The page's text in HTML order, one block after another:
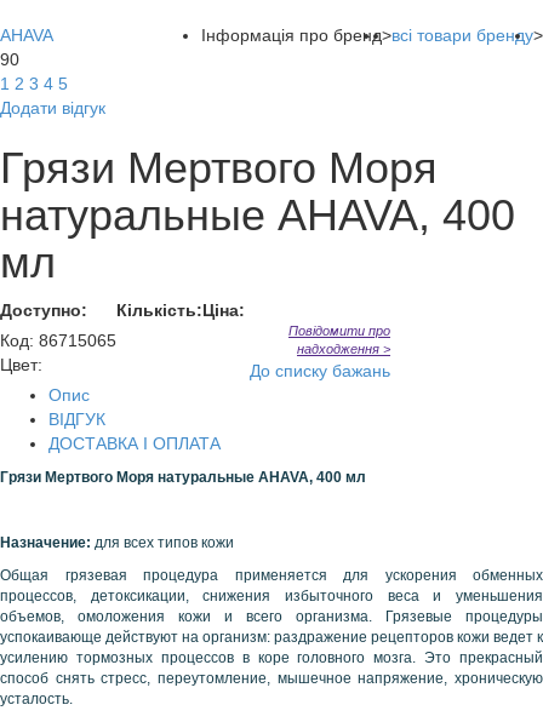
Інформація про бренд>всі товари бренду>
AHAVA
90
1 2 3 4 5
Додати відгук
Грязи Мертвого Моря
натуральные AHAVA, 400
мл
Доступно: Кількість:Ціна:
Код: 86715065
Цвет:
Повідомити про
надходження >
До списку бажань
Опис
ВІДГУК
ДОСТАВКА І ОПЛАТА
Грязи Мертвого Моря натуральные AHAVA, 400 мл
Назначение: для всех типов кожи
Общая грязевая процедура применяется для ускорения обменных
процессов, детоксикации, снижения избыточного веса и уменьшения
объемов, омоложения кожи и всего организма. Грязевые процедуры
успокаивающе действуют на организм: раздражение рецепторов кожи ведет к
усилению тормозных процессов в коре головного мозга. Это прекрасный
способ снять стресс, переутомление, мышечное напряжение, хроническую
усталость.